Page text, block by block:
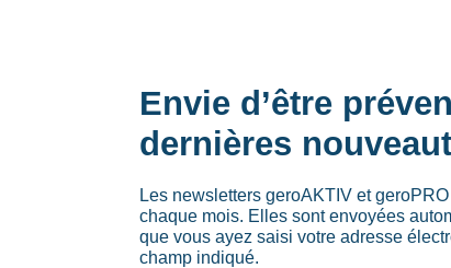
Envie d’être
dernières
Les newsletters geroAKTIV et
chaque mois. Elles sont envoyées
que vous ayez saisi votre adresse
champ indiqué.